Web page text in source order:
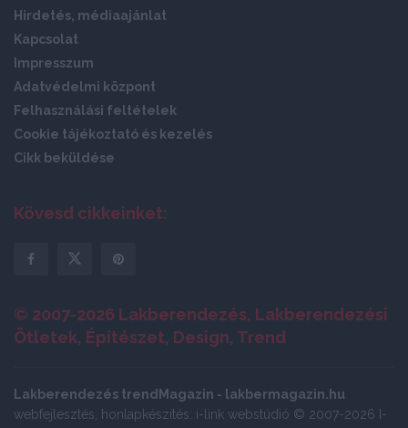
Hirdetés, médiaajánlat
Kapcsolat
Impresszum
Adatvédelmi központ
Felhasználási feltételek
Cookie tájékoztató és kezelés
Cikk beküldése
Kövesd cikkeinket:
© 2007-2026 Lakberendezés, Lakberendezési
Ötletek, Építészet, Design, Trend
Lakberendezés trendMagazin - lakbermagazin.hu
webfejlesztés, honlapkészítés: i-link webstúdió © 2007-2026 I-